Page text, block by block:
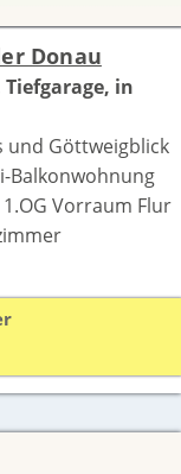
Donau
in
und Göttweigblick
Balkonwohnung
Vorraum Flur